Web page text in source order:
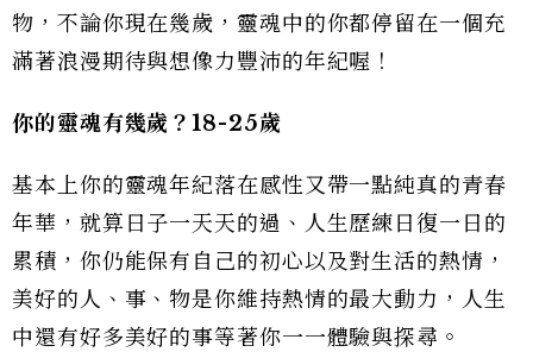
物，不論你現在幾歲，靈魂中的你都停留在一個充
滿著浪漫期待與想像力豐沛的年紀喔！
你的靈魂有幾歲？18-25歲
基本上你的靈魂年紀落在感性又帶一點純真的青春
年華，就算日子一天天的過、人生歷練日復一日的
累積，你仍能保有自己的初心以及對生活的熱情，
美好的人、事、物是你維持熱情的最大動力，人生
中還有好多美好的事等著你一一體驗與探尋。